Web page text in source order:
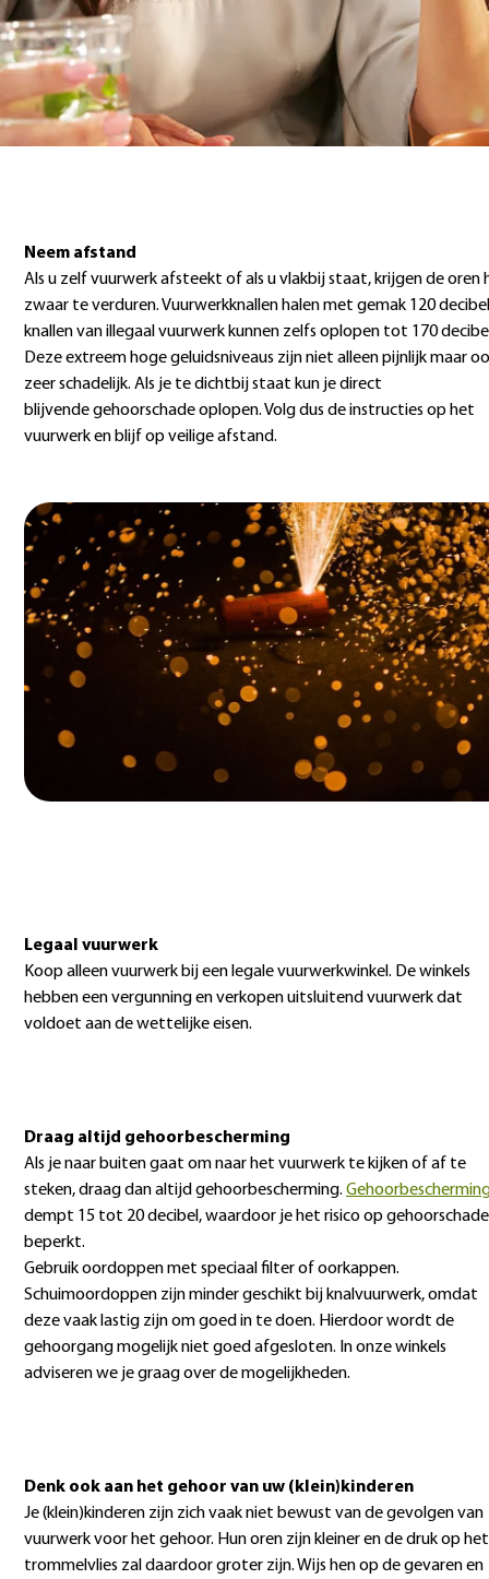
Tips om gehoorbeschadiging te
voorkomen
Neem afstand
Als u zelf vuurwerk afsteekt of als u vlakbij staat, krijgen de oren
zwaar te verduren. Vuurwerkknallen halen met gemak 120
knallen van illegaal vuurwerk kunnen zelfs oplopen tot 170
Deze extreem hoge geluidsniveaus zijn niet alleen pijnlijk maar
zeer schadelijk. Als je te dichtbij staat kun je direct
blijvende gehoorschade oplopen. Volg dus de instructies op het
vuurwerk en blijf op veilige afstand.
Legaal vuurwerk
Koop alleen vuurwerk bij een legale vuurwerkwinkel. De winkels
hebben een vergunning en verkopen uitsluitend vuurwerk dat
voldoet aan de wettelijke eisen.
Draag altijd gehoorbescherming
Als je naar buiten gaat om naar het vuurwerk te kijken of af te
steken, draag dan altijd gehoorbescherming.
dempt 15 tot 20 decibel, waardoor je het risico op gehoorschade
beperkt.
Gebruik oordoppen met speciaal filter of oorkappen.
Schuimoordoppen zijn minder geschikt bij knalvuurwerk, omdat
deze vaak lastig zijn om goed in te doen. Hierdoor wordt de
gehoorgang mogelijk niet goed afgesloten. In onze winkels
adviseren we je graag over de mogelijkheden.
Denk ook aan het gehoor van uw (klein)kinderen
Je (klein)kinderen zijn zich vaak niet bewust van de gevolgen van
vuurwerk voor het gehoor. Hun oren zijn kleiner en de druk op het
trommelvlies zal daardoor groter zijn. Wijs hen op de gevaren en